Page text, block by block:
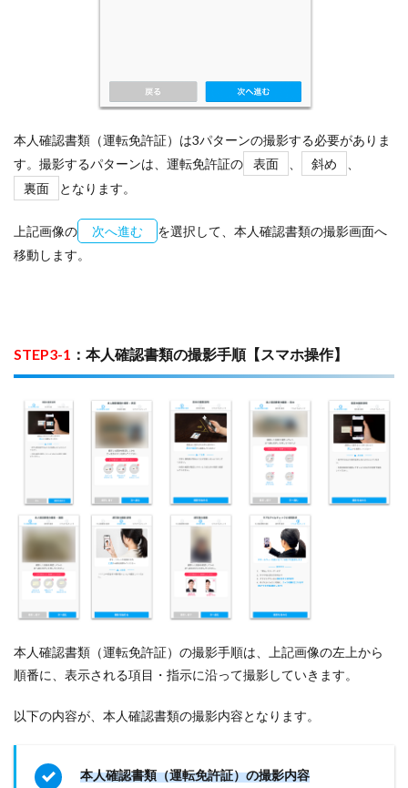
本人確認書類（運転免許証）は3パターンの撮影する必要がありま
す。撮影するパターンは、運転免許証の
表面 斜め
裏面
となります。
上記画像の 次へ進む
を選択して、本人確認書類の撮影画面へ
移動します。
STEP3-1 ：本人確認書類の撮影手順【スマホ操作】
本人確認書類（運転免許証）の撮影手順は、上記画像の左上から
順番に、表示される項目・指示に沿って撮影していきます。
以下の内容が、本人確認書類の撮影内容となります。
本人確認書類（運転免許証）の撮影内容